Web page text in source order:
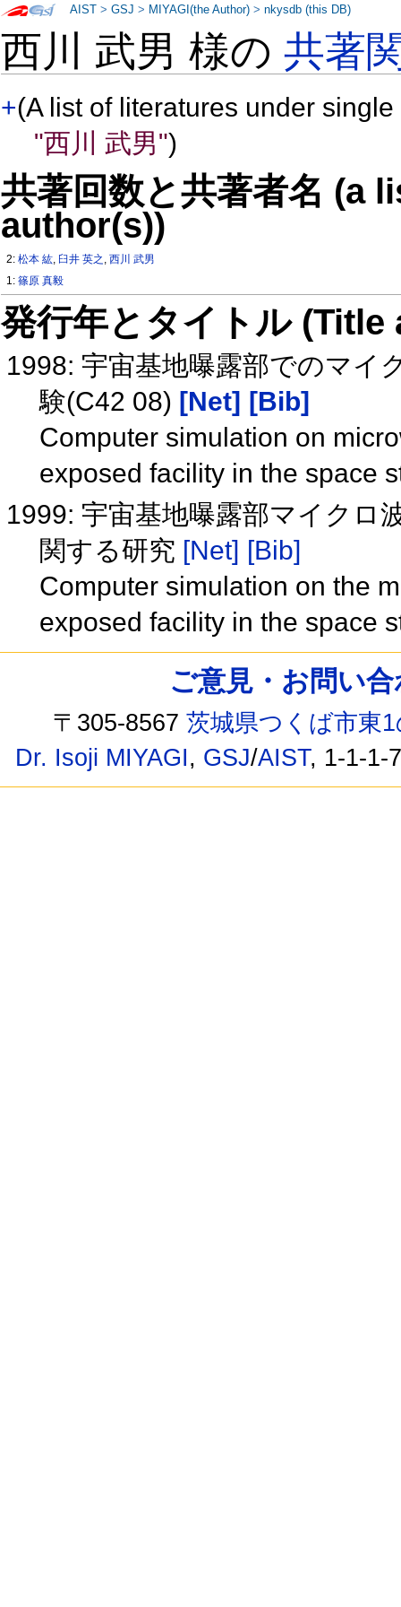
西川 武男 様の共著
+(A list of literatures under
"西川 武男")
共著回数と共著者名 (a
author(s))
2:松本 紘, 臼井 英之 ,西川 武男
1:篠原 真毅
発行年とタイトル
1998: 宇宙基地曝露部でのマイ
験(C42 08) [Net] [Bib]
Computer simulation on
exposed facility in the space
1999: 宇宙基地曝露部マイクロ
関する研究 [Net] [Bib]
Computer simulation on the
exposed facility in the space
AIST >GSJ > MIYAGI(the Author) >nkysdb (this DB)
ご意見・お問い
〒305-8567茨城県つくば市東
Dr. Isoji MIYAGI, GSJ/AIST, 1-1-1-